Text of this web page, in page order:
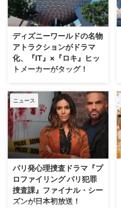
ディズニーワールドの名物
アトラクションがドラマ
化、『IT』×『ロキ』ヒッ
トメーカーがタッグ！
Disney+が、ウォルト・ディズニ
ー・ワールド（WDW）のパーク
EPCOTを代表する大人気アトラ
クションに着想を得たドラマ作品
『Spaceship Earth（原題）』の
パイロット版を発注した。 ディ
ズニーワールドのシンボルが実写
ドラマ化へ！ 製作を手掛けるの
は、映画『IT／イット “それ”が見
えたら、終わり。』の前日譚ドラ
マ『IT／イット ウェルカム・ト
ゥ・デリー “それ”が見えたら、終
わり。』で知られるジェイソン・
ニュース
パリ発心理捜査ドラマ『プ
ロファイリング パリ犯罪
捜査課』ファイナル・シー
ズンが日本初放送！